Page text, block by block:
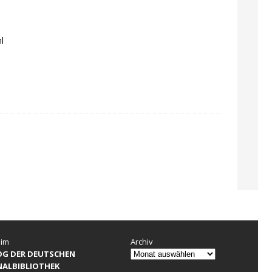
DER DEUTSCHEN
Archiv